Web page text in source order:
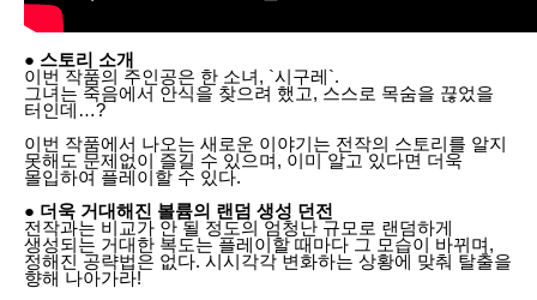
● 스토리 소개
이번 작품의 주인공은 한 소녀, `시구레`.
그녀는 죽음에서 안식을 찾으려 했고, 스스로 목숨을 끊었을
터인데…?
이번 작품에서 나오는 새로운 이야기는 전작의 스토리를 알지
못해도 문제없이 즐길 수 있으며, 이미 알고 있다면 더욱
몰입하여 플레이할 수 있다.
● 더욱 거대해진 볼륨의 랜덤 생성 던전
전작과는 비교가 안 될 정도의 엄청난 규모로 랜덤하게
생성되는 거대한 복도는 플레이할 때마다 그 모습이 바뀌며,
정해진 공략법은 없다. 시시각각 변화하는 상황에 맞춰 탈출을
향해 나아가라!